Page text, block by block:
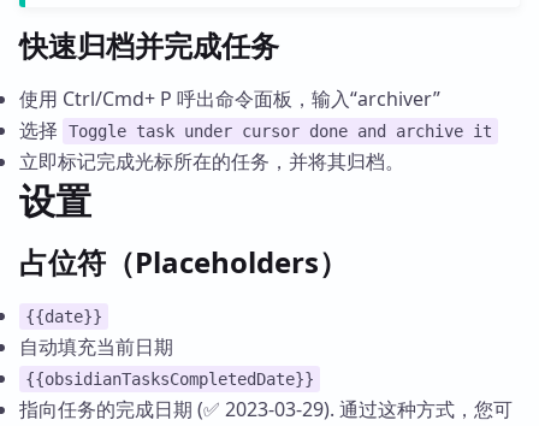
快速归档并完成任务
使用 Ctrl/Cmd+ P 呼出命令面板，输入“archiver”
选择
Toggle task under cursor done and archive it
立即标记完成光标所在的任务，并将其归档。
设置
占位符（Placeholders）
{{date}}
自动填充当前日期
{{obsidianTasksCompletedDate}}
指向任务的完成日期 (✅ 2023-03-29). 通过这种方式，您可